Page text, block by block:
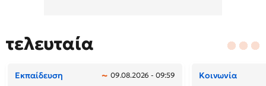
τελευταία
Εκπαίδευση 09.08.2026 - 09:59 Κοινωνία